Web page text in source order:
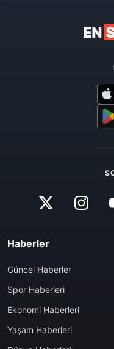
Haberler
Güncel Haberler
Spor Haberleri
Ekonomi Haberleri
Yaşam Haberleri